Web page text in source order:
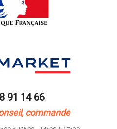
91 14 66
commande